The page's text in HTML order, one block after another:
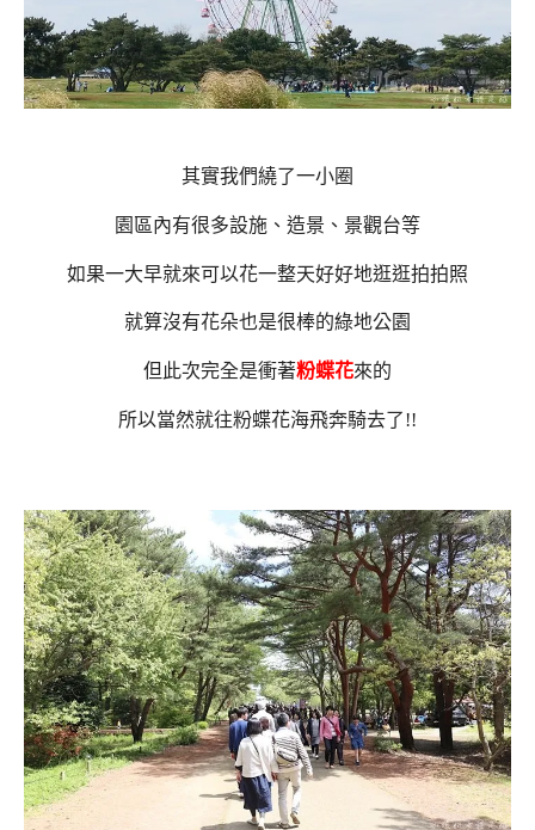
其實我們繞了一小圈
園區內有很多設施、造景、景觀台等
如果一大早就來可以花一整天好好地逛逛拍拍照
就算沒有花朵也是很棒的綠地公園
但此次完全是衝著粉蝶花來的
所以當然就往粉蝶花海飛奔騎去了!!